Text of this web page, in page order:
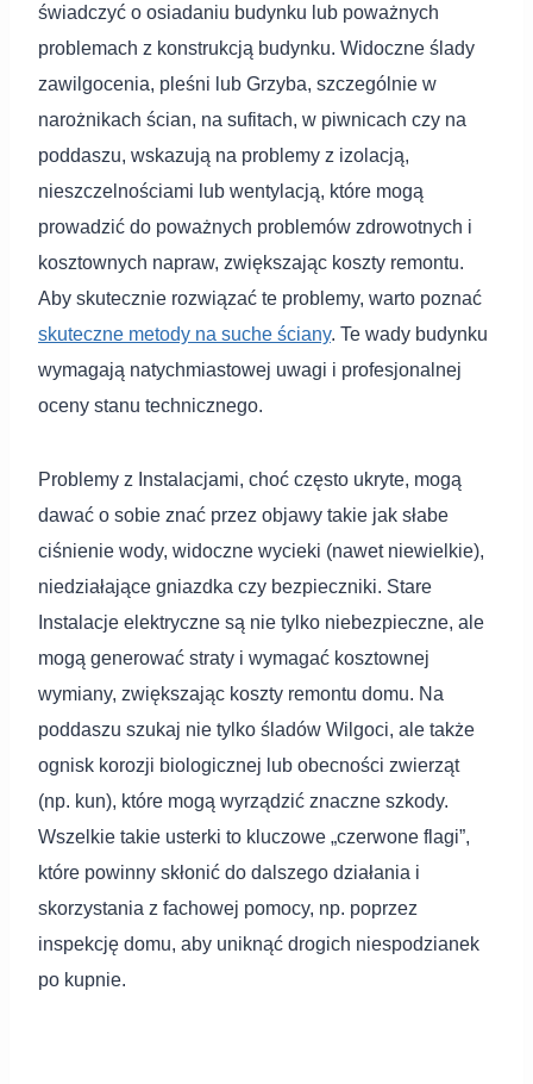
świadczyć o osiadaniu budynku lub poważnych
problemach z konstrukcją budynku. Widoczne ślady
zawilgocenia, pleśni lub Grzyba, szczególnie w
narożnikach ścian, na sufitach, w piwnicach czy na
poddaszu, wskazują na problemy z izolacją,
nieszczelnościami lub wentylacją, które mogą
prowadzić do poważnych problemów zdrowotnych i
kosztownych napraw, zwiększając koszty remontu.
Aby skutecznie rozwiązać te problemy, warto poznać
skuteczne metody na suche ściany. Te wady budynku
wymagają natychmiastowej uwagi i profesjonalnej
oceny stanu technicznego.
Problemy z Instalacjami, choć często ukryte, mogą
dawać o sobie znać przez objawy takie jak słabe
ciśnienie wody, widoczne wycieki (nawet niewielkie),
niedziałające gniazdka czy bezpieczniki. Stare
Instalacje elektryczne są nie tylko niebezpieczne, ale
mogą generować straty i wymagać kosztownej
wymiany, zwiększając koszty remontu domu. Na
poddaszu szukaj nie tylko śladów Wilgoci, ale także
ognisk korozji biologicznej lub obecności zwierząt
(np. kun), które mogą wyrządzić znaczne szkody.
Wszelkie takie usterki to kluczowe „czerwone flagi”,
które powinny skłonić do dalszego działania i
skorzystania z fachowej pomocy, np. poprzez
inspekcję domu, aby uniknąć drogich niespodzianek
po kupnie.